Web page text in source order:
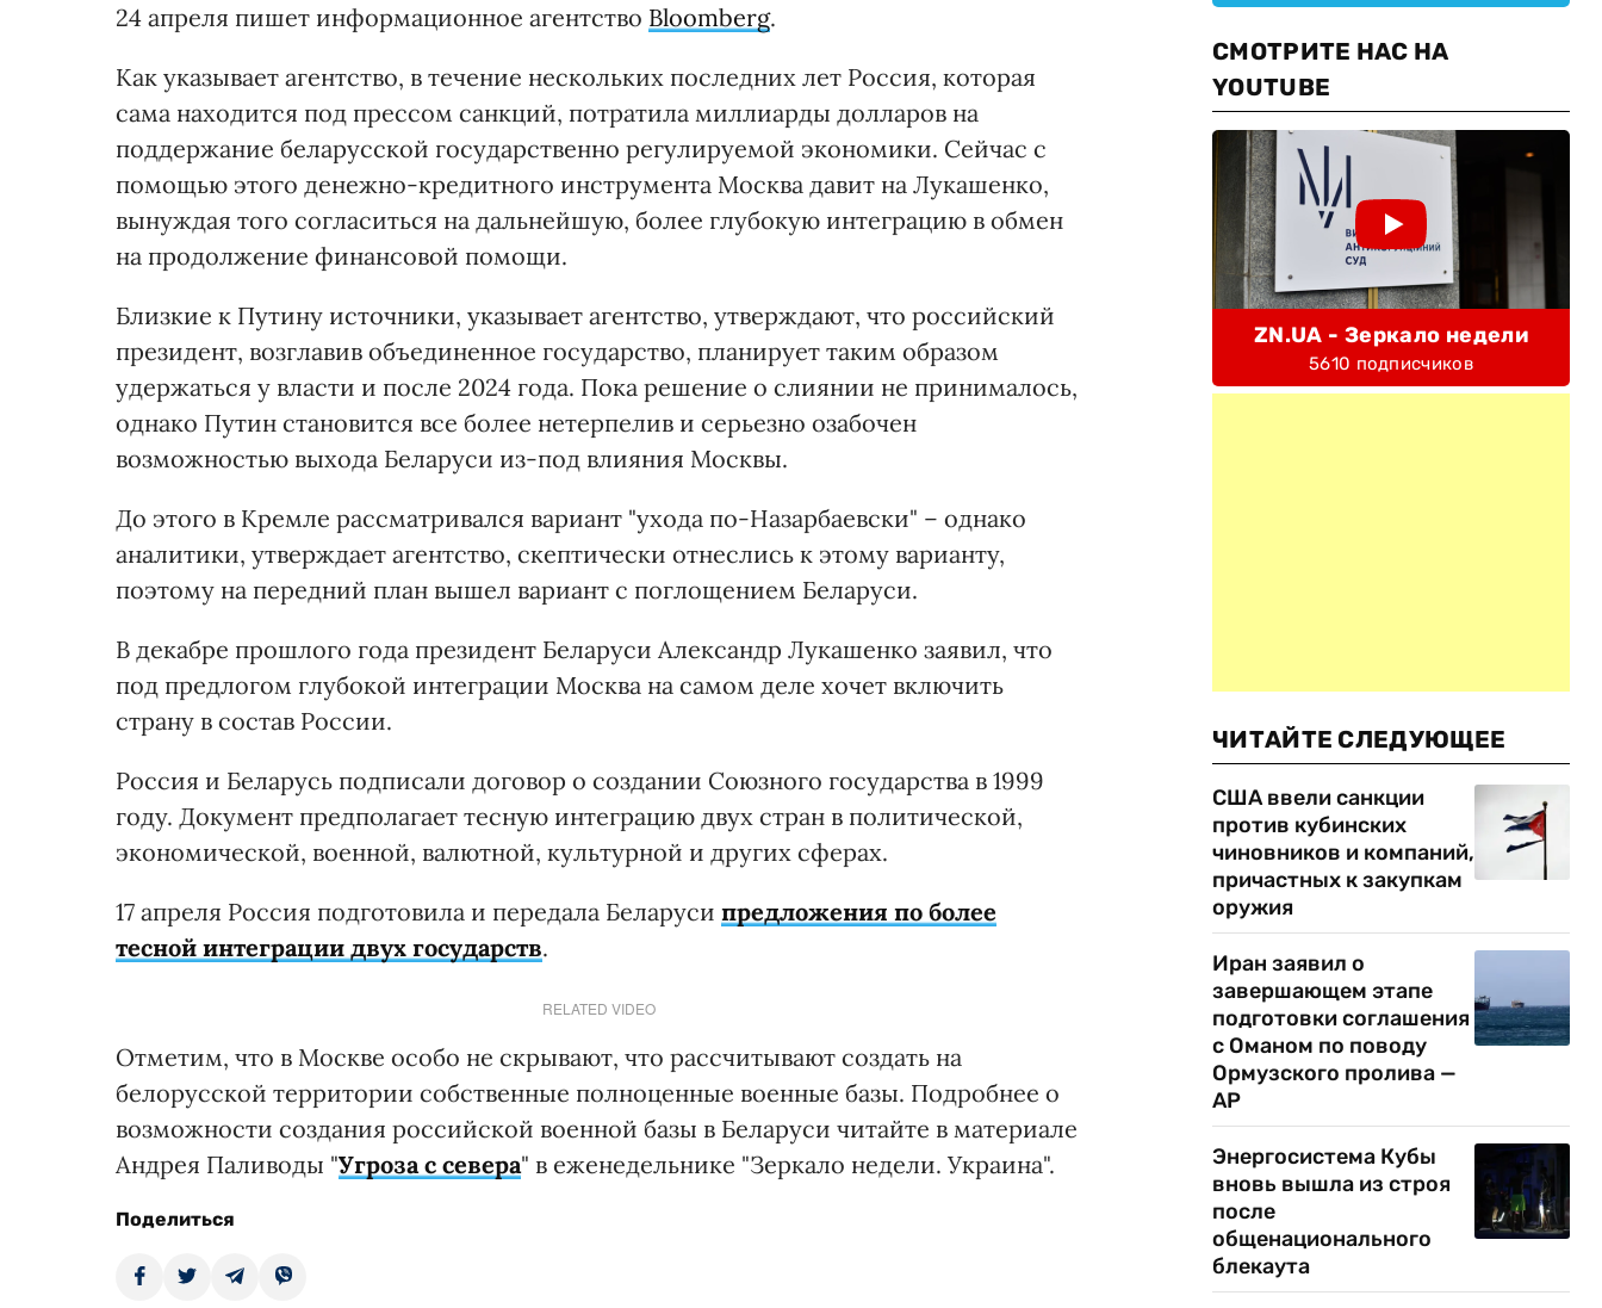
24 апреля пишет информационное агентство Bloomberg.
Как указывает агентство, в течение нескольких последних лет Россия, которая
сама находится под прессом санкций, потратила миллиарды долларов на
поддержание беларусской государственно регулируемой экономики. Сейчас с
помощью этого денежно-кредитного инструмента Москва давит на Лукашенко,
вынуждая того согласиться на дальнейшую, более глубокую интеграцию в обмен
на продолжение финансовой помощи.
Близкие к Путину источники, указывает агентство, утверждают, что российский
президент, возглавив объединенное государство, планирует таким образом
удержаться у власти и после 2024 года. Пока решение о слиянии не принималось,
однако Путин становится все более нетерпелив и серьезно озабочен
возможностью выхода Беларуси из-под влияния Москвы.
До этого в Кремле рассматривался вариант "ухода по-Назарбаевски" – однако
аналитики, утверждает агентство, скептически отнеслись к этому варианту,
поэтому на передний план вышел вариант с поглощением Беларуси.
В декабре прошлого года президент Беларуси Александр Лукашенко заявил, что
под предлогом глубокой интеграции Москва на самом деле хочет включить
страну в состав России.
Россия и Беларусь подписали договор о создании Союзного государства в 1999
году. Документ предполагает тесную интеграцию двух стран в политической,
экономической, военной, валютной, культурной и других сферах.
17 апреля Россия подготовила и передала Беларуси предложения по более
тесной интеграции двух государств.
RELATED VIDEO
Отметим, что в Москве особо не скрывают, что рассчитывают создать на
белорусской территории собственные полноценные военные базы. Подробнее о
возможности создания российской военной базы в Беларуси читайте в материале
Андрея Паливоды "Угроза с севера" в еженедельнике "Зеркало недели. Украина".
Поделиться
СМОТРИТЕ НАС НА
YOUTUBE
ZN.UA - Зеркало недели
5610 подписчиков
ЧИТАЙТЕ СЛЕДУЮЩЕЕ
США ввели санкции
против кубинских
чиновников и компаний,
причастных к закупкам
оружия
Иран заявил о
завершающем этапе
подготовки соглашения
с Оманом по поводу
Ормузского пролива —
AP
Энергосистема Кубы
вновь вышла из строя
после
общенационального
блекаута